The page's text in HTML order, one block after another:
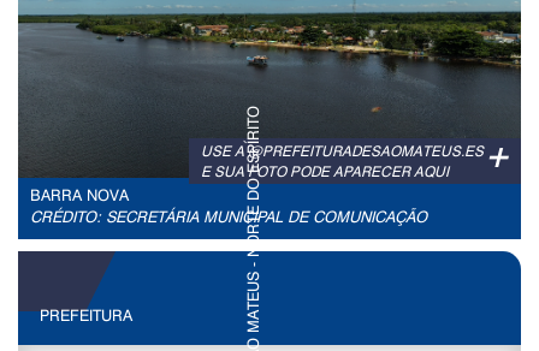
+
USE A @PREFEITURADESAOMATEUS.ES
E SUA FOTO PODE APARECER AQUI
BARRA NOVA
CRÉDITO: SECRETÁRIA MUNICIPAL DE COMUNICAÇÃO
PREFEITURA